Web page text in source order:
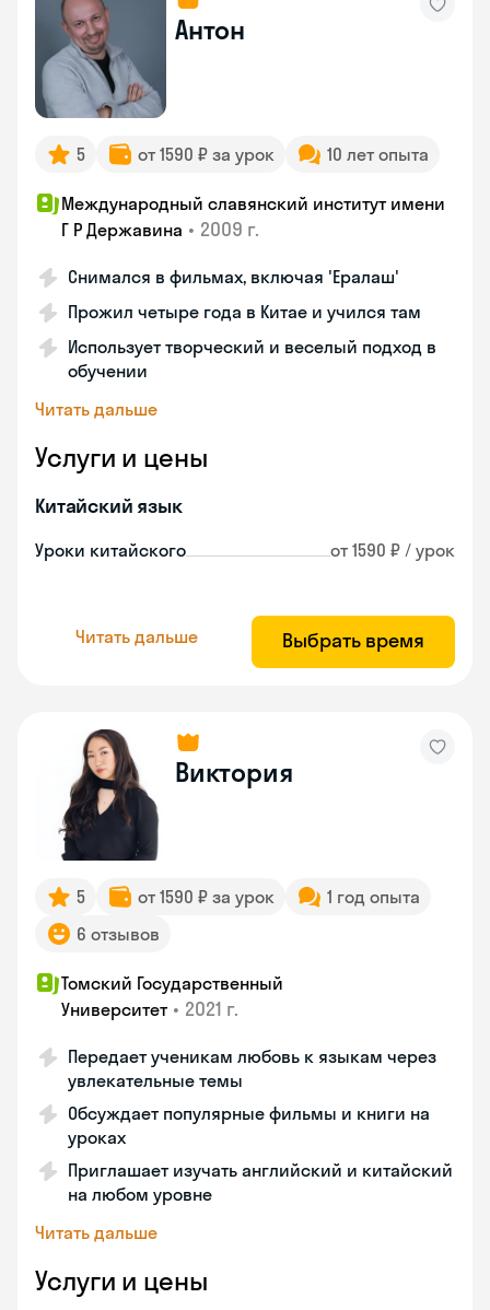
Антон
5 от 1590 ₽ за урок 10 лет опыта
Международный славянский институт имени
Г Р Державина • 2009 г.
Снимался в фильмах, включая 'Ералаш'
Прожил четыре года в Китае и учился там
Использует творческий и веселый подход в
обучении
Читать дальше
Услуги и цены
Китайский язык
Уроки китайского от 1590 ₽ / урок
Читать дальше Выбрать время
Виктория
5 от 1590 ₽ за урок
1 год опыта
6 отзывов
Томский Государственный
Университет • 2021 г.
Передает ученикам любовь к языкам через
увлекательные темы
Обсуждает популярные фильмы и книги на
уроках
Приглашает изучать английский и китайский
на любом уровне
Читать дальше
Услуги и цены